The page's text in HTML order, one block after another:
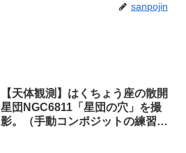
sanpojin
【天体観測】はくちょう座の散開
星団NGC6811「星団の穴」を撮
影。（手動コンポジットの練習と